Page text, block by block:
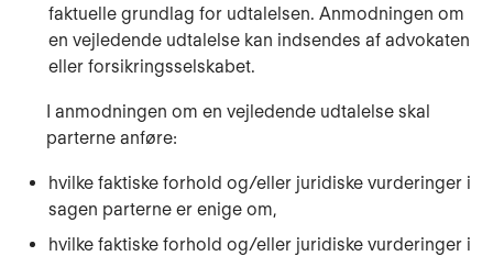
faktuelle grundlag for udtalelsen. Anmodningen om
en vejledende udtalelse kan indsendes af advokaten
eller forsikringsselskabet.
I anmodningen om en vejledende udtalelse skal
parterne anføre:
hvilke faktiske forhold og/eller juridiske vurderinger i
sagen parterne er enige om,
hvilke faktiske forhold og/eller juridiske vurderinger i